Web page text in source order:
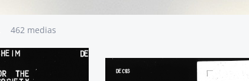
462 medias